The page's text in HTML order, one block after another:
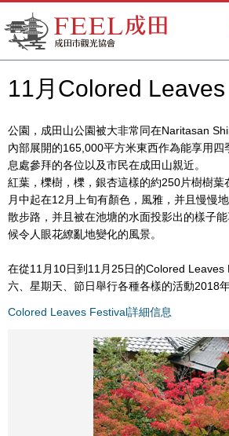
FEEL成田成田市觀光協會官方網
站
11月Colored
公園，成田山公園被大非常同在Naritasan
內部展開的165,000平方米東西作為能享用四
息處參拜的各位以及市民在成田山親近。
紅葉，櫟樹，櫟，銀杏這樣的約250片樹樹葉
月中起在12月上旬有顏色，風雅，并且慢慢
散步路，并且被在池塘的水面投影出的樣子
候令人眼花繚亂地變化的風景。
在從11月10日到11月25日的Colored Leaves
六、星期天、節日舉行各種各樣的活動2018年
Colored Leaves Festival詳細信息